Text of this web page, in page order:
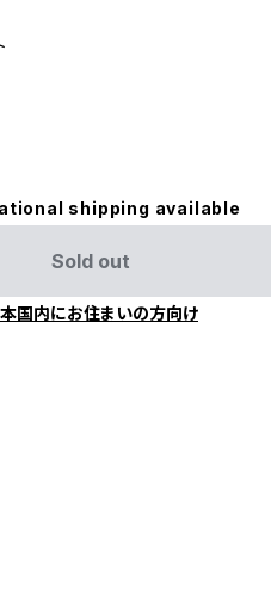
shipping available
Sold out
国内にお住まいの方向け